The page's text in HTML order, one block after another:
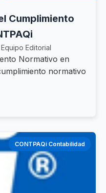
Cumplimiento
Editorial
Normativo en
normativo
CONTPAQi Contabilidad